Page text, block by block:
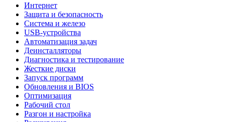
Интернет
Защита и безопасность
Система и железо
USB-устройства
Автоматизация задач
Деинсталляторы
Диагностика и тестирование
Жесткие диски
Запуск программ
Обновления и BIOS
Оптимизация
Рабочий стол
Разгон и настройка